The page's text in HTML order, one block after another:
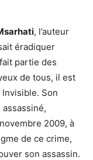
, l’auteur
éradiquer
partie des
de tous, il est
Son
assassiné,
2009, à
de ce crime,
son assassin.